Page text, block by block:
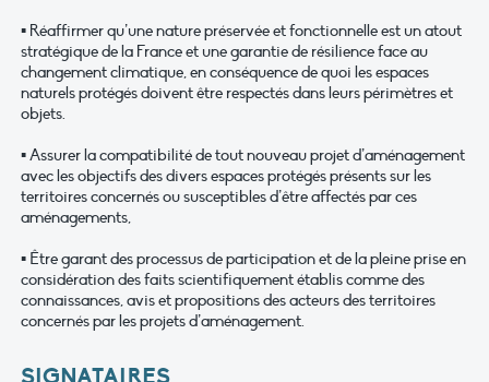
▪ Réaffirmer qu’une nature préservée et fonctionnelle est un atout
stratégique de la France et une garantie de résilience face au
changement climatique, en conséquence de quoi les espaces
naturels protégés doivent être respectés dans leurs périmètres et
objets.
▪ Assurer la compatibilité de tout nouveau projet d’aménagement
avec les objectifs des divers espaces protégés présents sur les
territoires concernés ou susceptibles d’être affectés par ces
aménagements,
▪ Être garant des processus de participation et de la pleine prise en
considération des faits scientifiquement établis comme des
connaissances, avis et propositions des acteurs des territoires
concernés par les projets d’aménagement.